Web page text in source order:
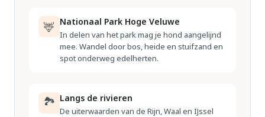
🦌 Nationaal Park Hoge Veluwe
In delen van het park mag je hond aangelijnd
mee. Wandel door bos, heide en stuifzand en
spot onderweg edelherten.
🏞 Langs de rivieren
De uiterwaarden van de Rijn, Waal en IJssel